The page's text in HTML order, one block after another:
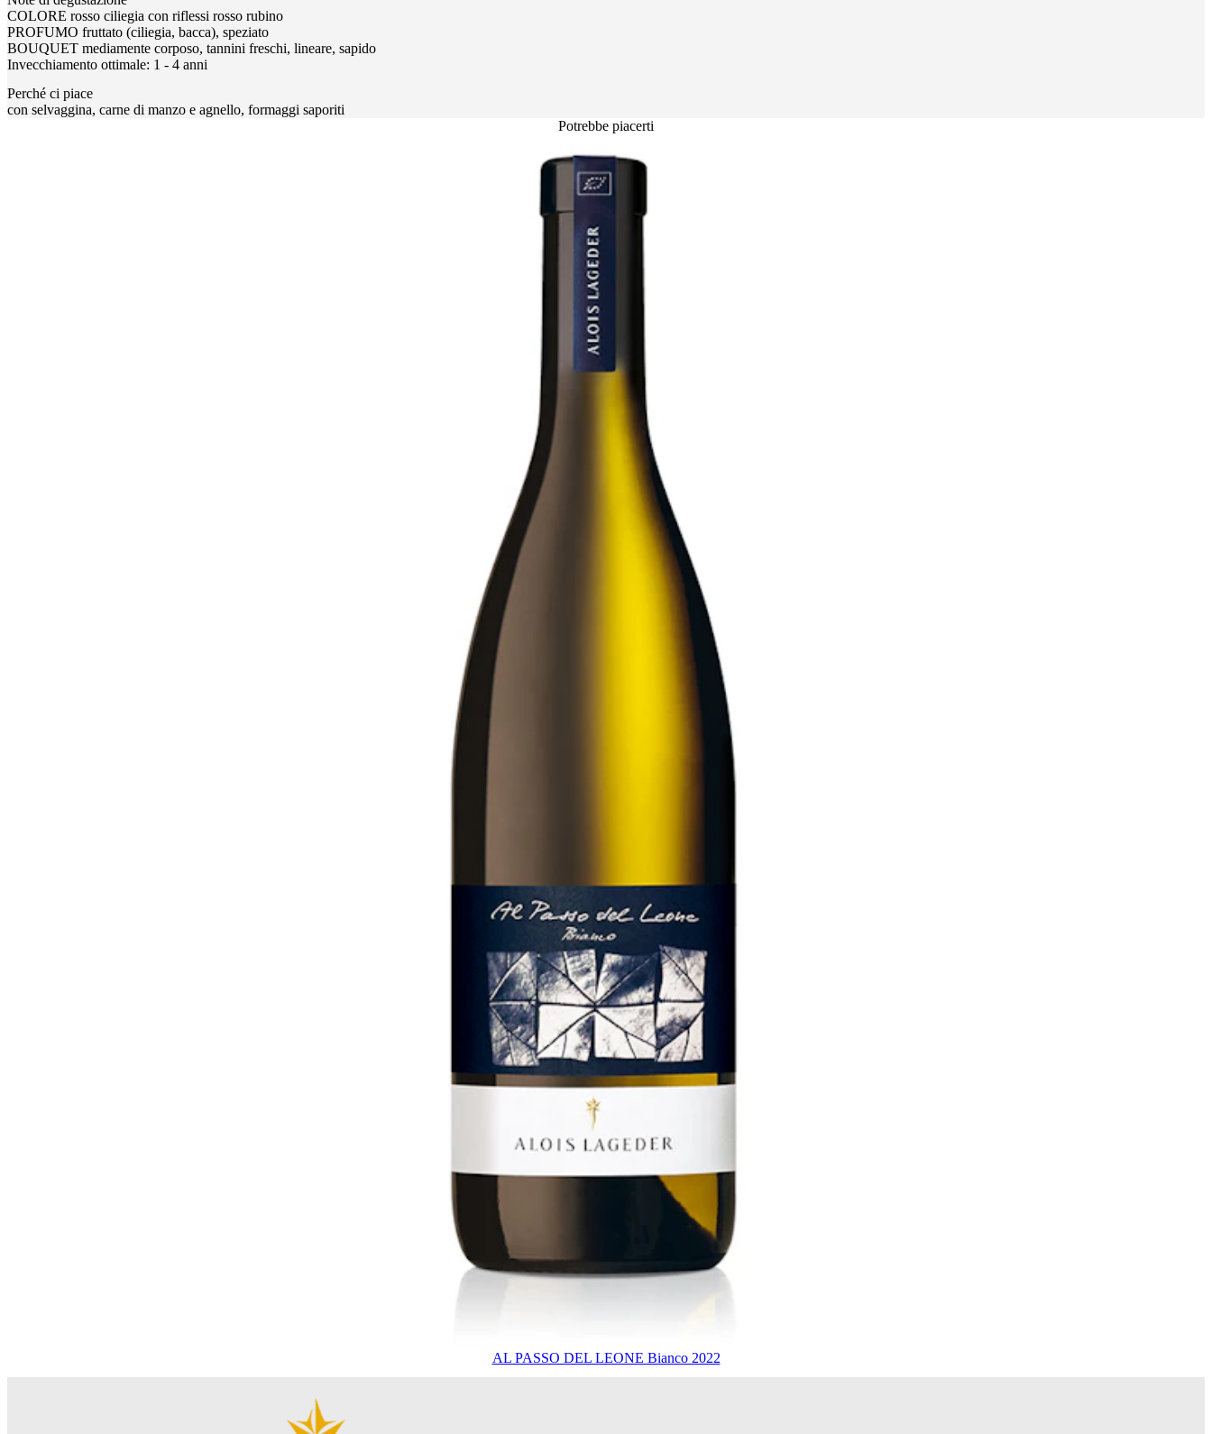
COLORE rosso ciliegia con riflessi rosso rubino
PROFUMO fruttato (ciliegia, bacca), speziato
BOUQUET mediamente corposo, tannini freschi, lineare, sapido
Invecchiamento ottimale: 1 - 4 anni
Perché ci piace
con selvaggina, carne di manzo e agnello, formaggi saporiti
Potrebbe piacerti
AL PASSO DEL LEONE Bianco 2022